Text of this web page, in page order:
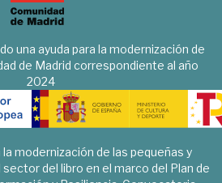
una ayuda para la modernización de
de Madrid correspondiente al año
2024
la modernización de las pequeñas y
del libro en el marco del Plan de